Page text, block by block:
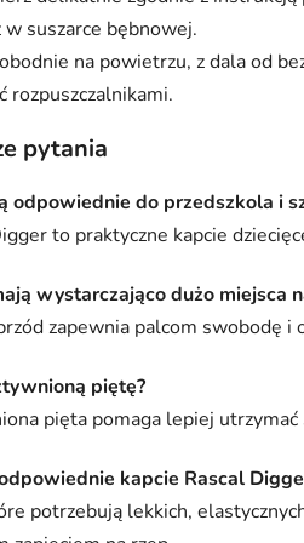
w suszarce bębnowej.
na powietrzu, z dala od
rozpuszczalnikami.
pytania
odpowiednie do przedszkola i
to praktyczne kapcie
wystarczająco dużo miejsca
zapewnia palcom swobodę i
piętę?
pięta pomaga lepiej
kapcie Rascal
potrzebują lekkich,